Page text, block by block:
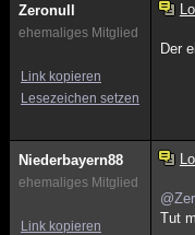
Zeronull
ehemaliges Mitglied
Link kopieren
Lesezeichen setzen
Der
Niederbayern88
ehemaliges Mitglied
Link kopieren
Tut